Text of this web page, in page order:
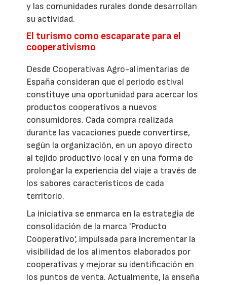
y las comunidades rurales donde desarrollan
su actividad.
El turismo como escaparate para el
cooperativismo
Desde Cooperativas Agro-alimentarias de
España consideran que el periodo estival
constituye una oportunidad para acercar los
productos cooperativos a nuevos
consumidores. Cada compra realizada
durante las vacaciones puede convertirse,
según la organización, en un apoyo directo
al tejido productivo local y en una forma de
prolongar la experiencia del viaje a través de
los sabores característicos de cada
territorio.
La iniciativa se enmarca en la estrategia de
consolidación de la marca 'Producto
Cooperativo', impulsada para incrementar la
visibilidad de los alimentos elaborados por
cooperativas y mejorar su identificación en
los puntos de venta. Actualmente, la enseña